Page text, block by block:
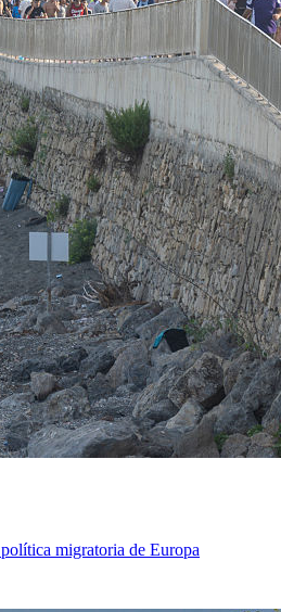
migratoria de Europa